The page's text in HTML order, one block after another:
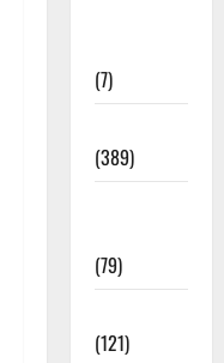
(7)
(389)
(79)
(121)